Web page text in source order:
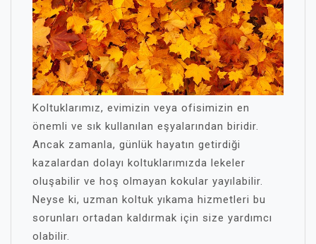
Koltuklarımız, evimizin veya ofisimizin en
önemli ve sık kullanılan eşyalarından biridir.
Ancak zamanla, günlük hayatın getirdiği
kazalardan dolayı koltuklarımızda lekeler
oluşabilir ve hoş olmayan kokular yayılabilir.
Neyse ki, uzman koltuk yıkama hizmetleri bu
sorunları ortadan kaldırmak için size yardımcı
olabilir.